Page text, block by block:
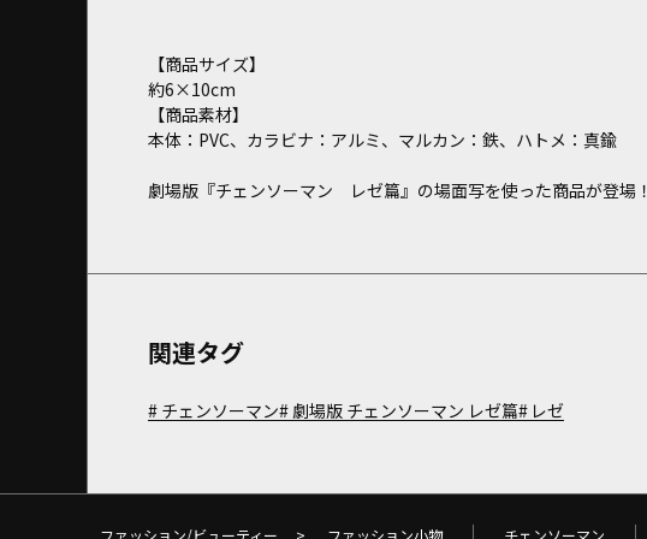
【商品サイズ】
約6×10cm
【商品素材】
本体：PVC、カラビナ：アルミ、マルカン：鉄、ハトメ：真鍮
劇場版『チェンソーマン レゼ篇』の場面写を使った商品が登場！
関連タグ
チェンソーマン 劇場版 チェンソーマン レゼ篇 レゼ
ファッション/ビューティー > ファッション小物 チェンソーマン